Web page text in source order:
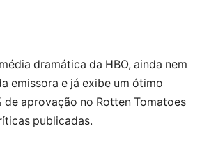
dramática da HBO, ainda nem
emissora e já exibe um ótimo
de aprovação no Rotten Tomatoes
publicadas.